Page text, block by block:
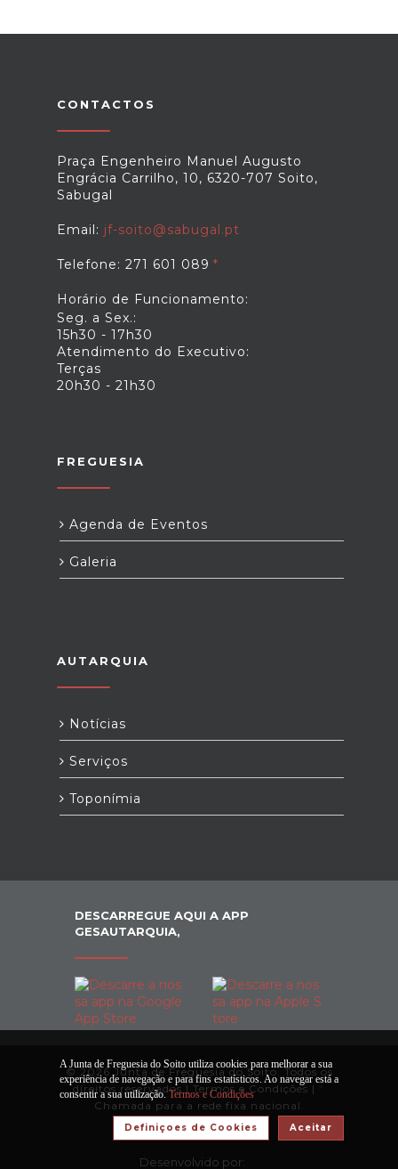
CONTACTOS
Praça Engenheiro Manuel Augusto
Engrácia Carrilho, 10, 6320-707 Soito,
Sabugal
Email: jf-soito@sabugal.pt
Telefone: 271 601 089
Horário de Funcionamento:
Seg. a Sex.:
15h30 - 17h30
Atendimento do Executivo:
Terças
20h30 - 21h30
FREGUESIA
Agenda de Eventos
Galeria
AUTARQUIA
Notícias
Serviços
Toponímia
DESCARREGUE AQUI A APP
GESAUTARQUIA,
© 2026 Junta de Freguesia do Soito. Todos os
direitos reservados | Termos e Condições | *
Chamada para a rede fixa nacional.
Desenvolvido por:
A Junta de Freguesia do Soito utiliza cookies para melhorar a sua
experiência de navegação e para fins estatísticos. Ao navegar está a
consentir a sua utilização.Termos e Condições
Aceitar
Definiçoes de Cookies